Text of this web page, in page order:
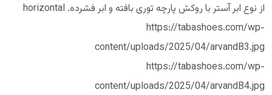
از نوع ابر آستر با روکش پارچه توری بافته و ابر فشرده. horizontal
https://tabashoes.com/wp-
content/uploads/2025/04/arvandB3.jpg
https://tabashoes.com/wp-
content/uploads/2025/04/arvandB4.jpg